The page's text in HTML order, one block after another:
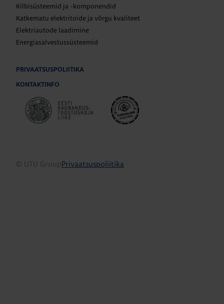
Kilbisüsteemid ja -komponendid
Katkematu elektritoide ja võrgu kvaliteet
Elektriautode laadimine
Energiasalvestussüsteemid
PRIVAATSUSPOLIITIKA
KONTAKTINFO
© UTU GroupPrivaatsuspoliitika